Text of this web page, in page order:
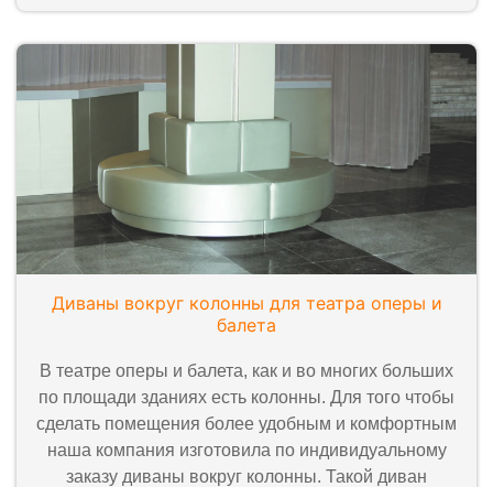
Диваны вокруг колонны для театра оперы и
балета
В театре оперы и балета, как и во многих больших
по площади зданиях есть колонны. Для того чтобы
сделать помещения более удобным и комфортным
наша компания изготовила по индивидуальному
заказу диваны вокруг колонны. Такой диван